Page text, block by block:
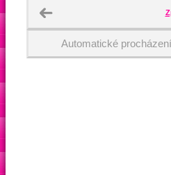
Automatické